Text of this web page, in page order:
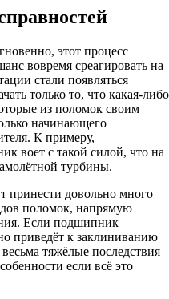
этот процесс
вовремя среагировать на
стали появляться
только то, что какая-либо
из поломок своим
начинающего
К примеру,
воет с такой силой, что на
турбины.
принести довольно много
поломок, напрямую
Если подшипник
приведёт к заклиниванию
тяжёлые последствия
если всё это